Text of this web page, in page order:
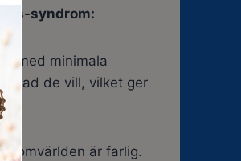
syndrom:
med minimala
vad de vill, vilket ger
omvärlden är farlig.